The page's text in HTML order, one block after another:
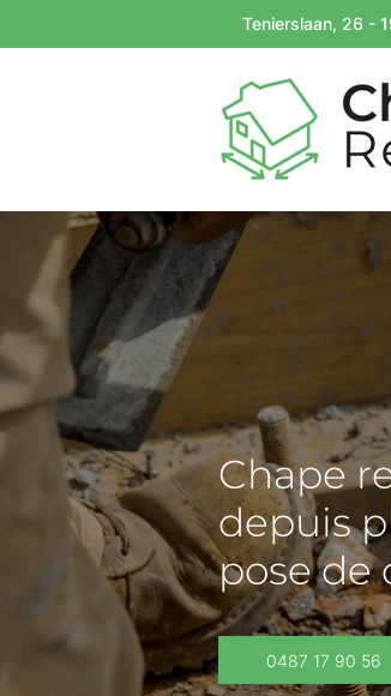
Tenierslaan, 26 -
Chape
depuis
pose de
0487 17 90 56